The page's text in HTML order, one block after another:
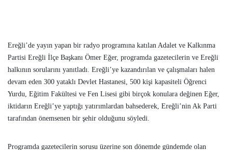
Ereğli’de yayın yapan bir radyo programına katılan Adalet ve Kalkınma
Partisi Ereğli İlçe Başkanı Ömer Eğer, programda gazetecilerin ve Ereğli
halkının sorularını yanıtladı. Ereğli’ye kazandırılan ve çalışmaları halen
devam eden 300 yataklı Devlet Hastanesi, 500 kişi kapasiteli Öğrenci
Yurdu, Eğitim Fakültesi ve Fen Lisesi gibi birçok konulara değinen Eğer,
iktidarın Ereğli’ye yaptığı yatırımlardan bahsederek, Ereğli’nin Ak Parti
tarafından önemsenen bir şehir olduğunu söyledi.
Programda gazetecilerin sorusu üzerine son dönemde gündemde olan